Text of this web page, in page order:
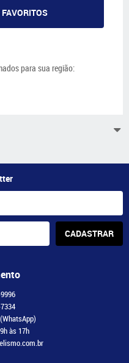
para sua região:
CADASTRAR
(WhatsApp)
às 17h